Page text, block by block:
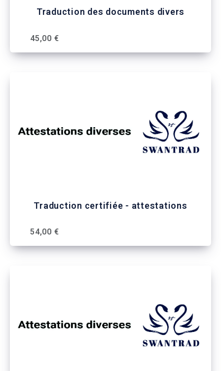
Traduction des documents divers
45,00 €
Traduction certifiée - attestations
54,00 €